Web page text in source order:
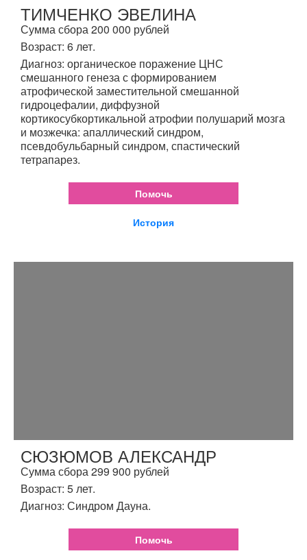
ТИМЧЕНКО ЭВЕЛИНА
Сумма сбора 200 000 рублей
Возраст: 6 лет.
Диагноз: органическое поражение ЦНС
смешанного генеза с формированием
атрофической заместительной смешанной
гидроцефалии, диффузной
кортикосубкортикальной атрофии полушарий мозга
и мозжечка: апаллический синдром,
псевдобульбарный синдром, спастический
тетрапарез.
Помочь
История
СЮЗЮМОВ АЛЕКСАНДР
Сумма сбора 299 900 рублей
Возраст: 5 лет.
Диагноз: Синдром Дауна.
Помочь